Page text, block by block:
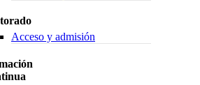
Acceso y admisión